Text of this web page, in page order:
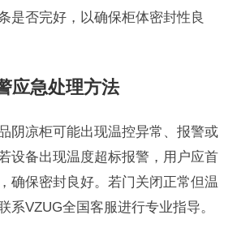
是否完好，以确保柜体密封性良
应急处理方法
阴凉柜可能出现温控异常、报警或
设备出现温度超标报警，用户应首
确保密封良好。若门关闭正常但温
系VZUG全国客服进行专业指导。